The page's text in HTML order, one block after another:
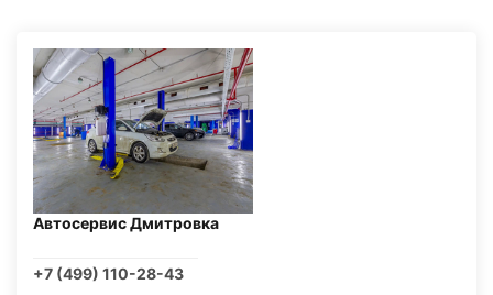
Автосервис Дмитровка
+7 (499) 110-28-43